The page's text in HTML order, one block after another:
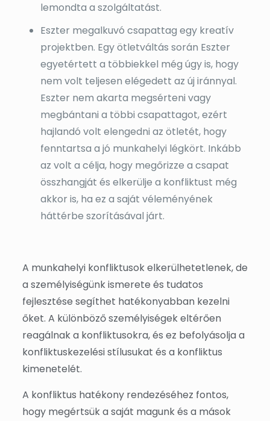
lemondta a szolgáltatást.
Eszter megalkuvó csapattag egy kreatív
projektben. Egy ötletváltás során Eszter
egyetértett a többiekkel még úgy is, hogy
nem volt teljesen elégedett az új iránnyal.
Eszter nem akarta megsérteni vagy
megbántani a többi csapattagot, ezért
hajlandó volt elengedni az ötletét, hogy
fenntartsa a jó munkahelyi légkört. Inkább
az volt a célja, hogy megőrizze a csapat
összhangját és elkerülje a konfliktust még
akkor is, ha ez a saját véleményének
háttérbe szorításával járt.
A munkahelyi konfliktusok elkerülhetetlenek, de
a személyiségünk ismerete és tudatos
fejlesztése segíthet hatékonyabban kezelni
őket. A különböző személyiségek eltérően
reagálnak a konfliktusokra, és ez befolyásolja a
konfliktuskezelési stílusukat és a konfliktus
kimenetelét.
A konfliktus hatékony rendezéséhez fontos,
hogy megértsük a saját magunk és a mások